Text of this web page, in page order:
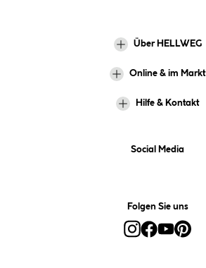
Über HELLWEG
Online & im Markt
Hilfe & Kontakt
Social Media
Folgen Sie uns